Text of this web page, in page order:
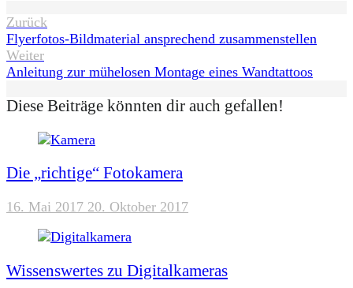
Beitragsnavigation
Zurück
Flyerfotos-Bildmaterial ansprechend zusammenstellen
Weiter
Anleitung zur mühelosen Montage eines Wandtattoos
Diese Beiträge könnten dir auch gefallen!
Die „richtige“ Fotokamera
16. Mai 2017 20. Oktober 2017
Wissenswertes zu Digitalkameras